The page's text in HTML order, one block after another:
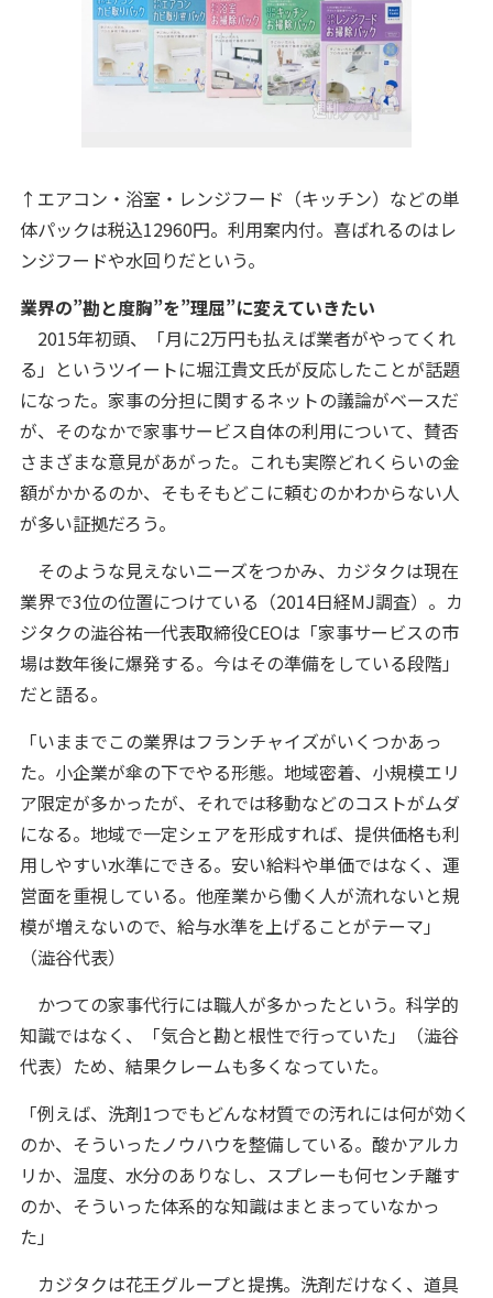
↑エアコン・浴室・レンジフード（キッチン）などの単
体パックは税込12960円。利用案内付。喜ばれるのはレ
ンジフードや水回りだという。
業界の”勘と度胸”を”理屈”に変えていきたい
2015年初頭、「月に2万円も払えば業者がやってくれ
る」というツイートに堀江貴文氏が反応したことが話題
になった。家事の分担に関するネットの議論がベースだ
が、そのなかで家事サービス自体の利用について、賛否
さまざまな意見があがった。これも実際どれくらいの金
額がかかるのか、そもそもどこに頼むのかわからない人
が多い証拠だろう。
そのような見えないニーズをつかみ、カジタクは現在
業界で3位の位置につけている（2014日経MJ調査）。カ
ジタクの澁谷祐一代表取締役CEOは「家事サービスの市
場は数年後に爆発する。今はその準備をしている段階」
だと語る。
「いままでこの業界はフランチャイズがいくつかあっ
た。小企業が傘の下でやる形態。地域密着、小規模エリ
ア限定が多かったが、それでは移動などのコストがムダ
になる。地域で一定シェアを形成すれば、提供価格も利
用しやすい水準にできる。安い給料や単価ではなく、運
営面を重視している。他産業から働く人が流れないと規
模が増えないので、給与水準を上げることがテーマ」
（澁谷代表）
かつての家事代行には職人が多かったという。科学的
知識ではなく、「気合と勘と根性で行っていた」（澁谷
代表）ため、結果クレームも多くなっていた。
「例えば、洗剤1つでもどんな材質での汚れには何が効く
のか、そういったノウハウを整備している。酸かアルカ
リか、温度、水分のありなし、スプレーも何センチ離す
のか、そういった体系的な知識はまとまっていなかっ
た」
カジタクは花王グループと提携。洗剤だけなく、道具